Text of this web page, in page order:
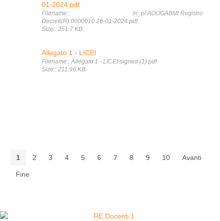
01-2024.pdf
Filename:: m_pi.AOOGABMI.Registro
Decreti(R).0000010.26-01-2024.pdf
Size:: 251.7 KB
Allegato 1 - LICEI
Filename:: Allegato 1 - LICEI-signed (1).pdf
Size:: 211.96 KB
1 2 3 4 5 6 7 8 9 10 Avanti
Fine